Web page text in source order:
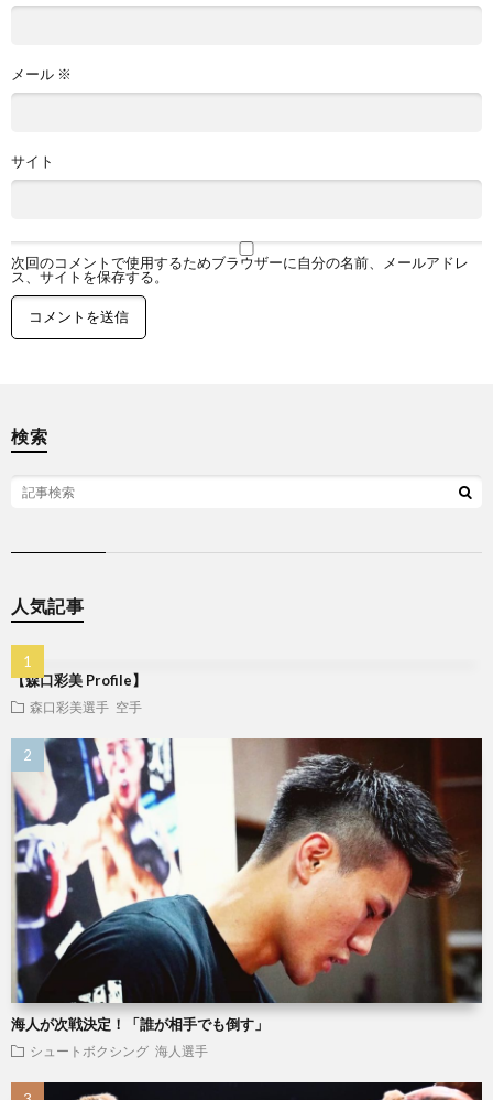
ジ
メール ※
サイト
次回のコメントで使用するためブラウザーに自分の名前、メールアドレ
ス、サイトを保存する。
検索
人気記事
【森口彩美 Profile】
森口彩美選手 空手
海人が次戦決定！「誰が相手でも倒す」
シュートボクシング 海人選手